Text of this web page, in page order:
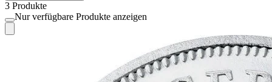
3 Produkte
Nur verfügbare Produkte anzeigen